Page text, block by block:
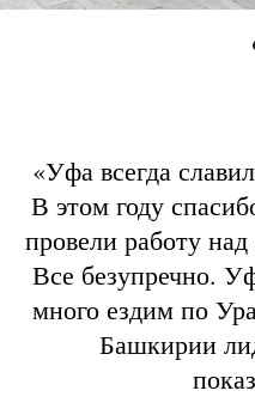
«Уфа всегда
В этом году
провели работу
Все безупречно.
много ездим по
Башкирии